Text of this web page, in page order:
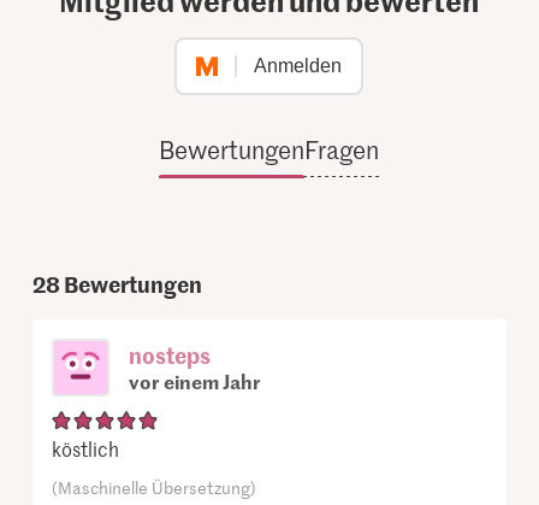
Anmelden
BewertungenFragen
28Bewertungen
nosteps
vor einem Jahr
köstlich
(Maschinelle Übersetzung)